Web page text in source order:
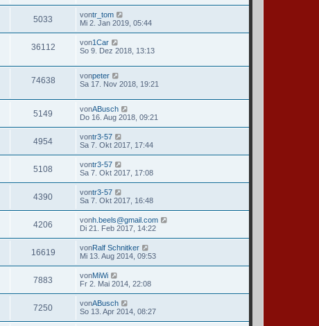
5033 vontr_tom
Mi 2. Jan 2019, 05:44
36112 von1Car
So 9. Dez 2018, 13:13
74638 vonpeter
Sa 17. Nov 2018, 19:21
5149 vonABusch
Do 16. Aug 2018, 09:21
4954 vontr3-57
Sa 7. Okt 2017, 17:44
5108 vontr3-57
Sa 7. Okt 2017, 17:08
4390 vontr3-57
Sa 7. Okt 2017, 16:48
4206 vonh.beels@gmail.com
Di 21. Feb 2017, 14:22
16619 vonRalf Schnitker
Mi 13. Aug 2014, 09:53
7883 vonMiWi
Fr 2. Mai 2014, 22:08
7250 vonABusch
So 13. Apr 2014, 08:27